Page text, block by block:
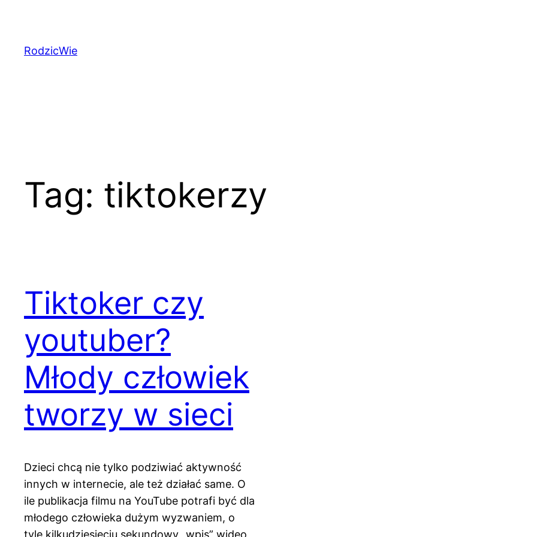
treściRodzicWie
Tag: tiktokerzy
Tiktoker czy
youtuber?
Młody człowiek
tworzy w sieci
Dzieci chcą nie tylko podziwiać aktywność
innych w internecie, ale też działać same. O
ile publikacja filmu na YouTube potrafi być dla
młodego człowieka dużym wyzwaniem, o
tyle kilkudziesięciu sekundowy „wpis” wideo